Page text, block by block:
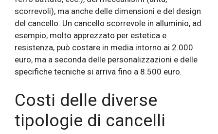
scorrevoli), ma anche delle dimensioni e del design
del cancello. Un cancello scorrevole in alluminio, ad
esempio, molto apprezzato per estetica e
resistenza, può costare in media intorno ai 2.000
euro, ma a seconda delle personalizzazioni e delle
specifiche tecniche si arriva fino a 8.500 euro.
Costi delle diverse
tipologie di cancelli